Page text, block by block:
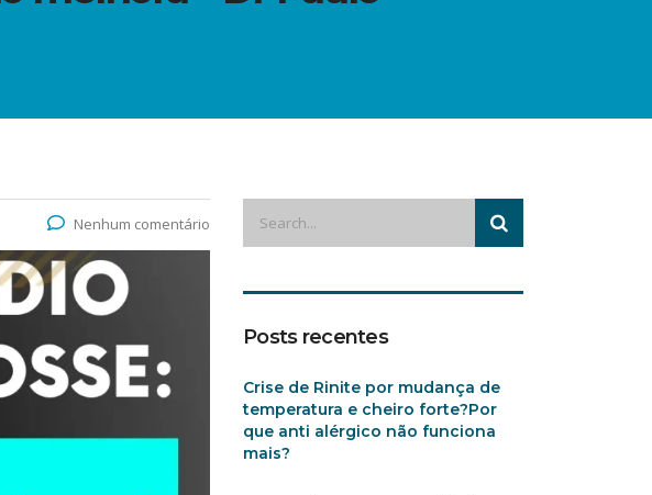
Nenhum comentário
Posts recentes
Crise de Rinite por mudança de
temperatura e cheiro forte?Por
que anti alérgico não funciona
mais?